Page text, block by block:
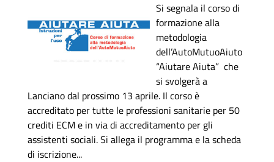
Si segnala il corso di
formazione alla
metodologia
dell’AutoMutuoAiuto
“Aiutare Aiuta” che
si svolgerà a
Lanciano dal prossimo 13 aprile. Il corso è
accreditato per tutte le professioni sanitarie per 50
crediti ECM e in via di accreditamento per gli
assistenti sociali. Si allega il programma e la scheda
di iscrizione...